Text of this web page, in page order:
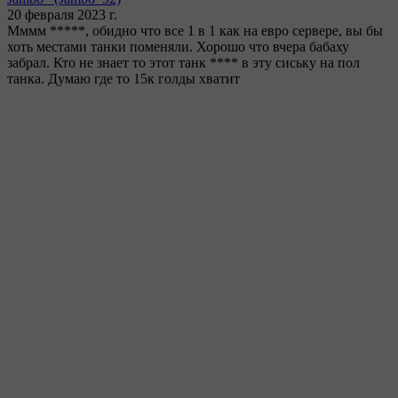
20 февраля 2023 г.
Мммм *****, обидно что все 1 в 1 как на евро сервере, вы бы
хоть местами танки поменяли. Хорошо что вчера бабаху
забрал. Кто не знает то этот танк **** в эту сиську на пол
танка. Думаю где то 15к голды хватит